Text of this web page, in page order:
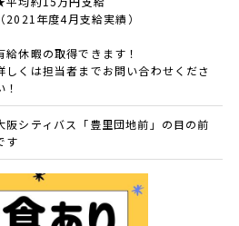
（2021年度4月支給実績）
給休暇の取得できます！
しくは担当者までお問い合わせくださ
！
阪シティバス「豊里団地前」の目の前
す